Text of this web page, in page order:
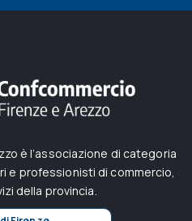
è l’associazione di categoria
e professionisti di commercio,
della provincia.